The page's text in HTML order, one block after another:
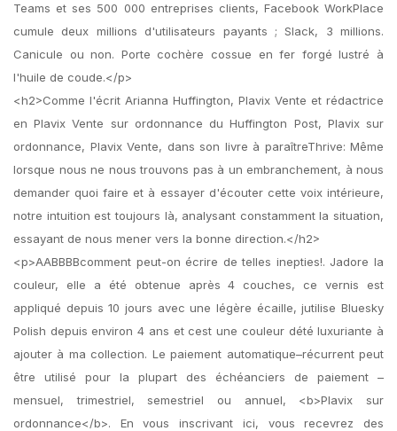
Teams et ses 500 000 entreprises clients, Facebook WorkPlace
cumule deux millions d'utilisateurs payants ; Slack, 3 millions.
Canicule ou non. Porte cochère cossue en fer forgé lustré à
l'huile de coude.</p>
<h2>Comme l'écrit Arianna Huffington, Plavix Vente et rédactrice
en Plavix Vente sur ordonnance du Huffington Post, Plavix sur
ordonnance, Plavix Vente, dans son livre à paraîtreThrive: Même
lorsque nous ne nous trouvons pas à un embranchement, à nous
demander quoi faire et à essayer d'écouter cette voix intérieure,
notre intuition est toujours là, analysant constamment la situation,
essayant de nous mener vers la bonne direction.</h2>
<p>AABBBBcomment peut-on écrire de telles inepties!. Jadore la
couleur, elle a été obtenue après 4 couches, ce vernis est
appliqué depuis 10 jours avec une légère écaille, jutilise Bluesky
Polish depuis environ 4 ans et cest une couleur dété luxuriante à
ajouter à ma collection. Le paiement automatique–récurrent peut
être utilisé pour la plupart des échéanciers de paiement –
mensuel, trimestriel, semestriel ou annuel, <b>Plavix sur
ordonnance</b>. En vous inscrivant ici, vous recevrez des